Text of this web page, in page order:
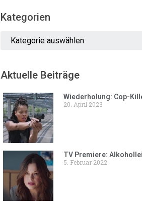
Kategorien
Aktuelle Beiträge
Wiederholung: Cop-
20. April 2023
TV Premiere:
5. Februar 2022